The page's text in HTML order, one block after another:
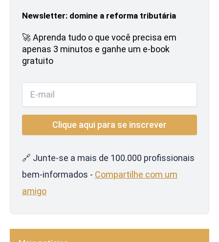
Newsletter: domine a reforma tributária
🚀 Aprenda tudo o que você precisa em
apenas 3 minutos e ganhe um e-book
gratuito
🔗 Junte-se a mais de 100.000 profissionais
bem-informados - Compartilhe com um
amigo